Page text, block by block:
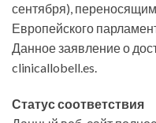
сентября),
Европейского
Данное заявление о
clinicallobell.es.
Статус соответствия